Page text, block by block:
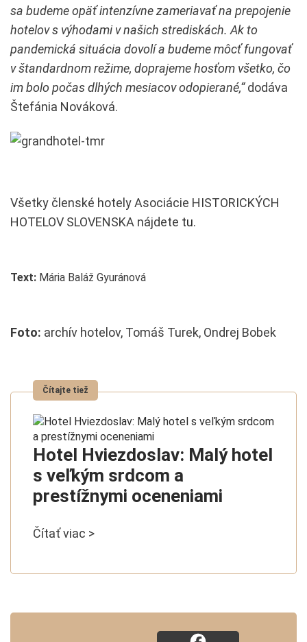
sa budeme opäť intenzívne zameriavať na prepojenie
hotelov s výhodami v našich strediskách. Ak to
pandemická situácia dovolí a budeme môcť fungovať
v štandardnom režime, doprajeme hosťom všetko, čo
im bolo počas dlhých mesiacov odopierané,“dodáva
Štefánia Nováková.
Všetky členské hotely Asociácie HISTORICKÝCH
HOTELOV SLOVENSKA nájdete tu.
Text: Mária Baláž Gyuránová
Foto: archív hotelov, Tomáš Turek, Ondrej Bobek
Hotel Hviezdoslav: Malý hotel
s veľkým srdcom a
prestížnymi oceneniami
Čítať viac >